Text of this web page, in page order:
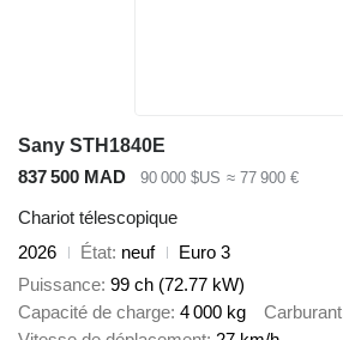
Sany STH1840E
837 500 MAD
90 000 $US ≈ 77 900 €
Chariot télescopique
2026
État neuf
Euro 3
Puissance 99 ch (72.77 kW)
Capacité de charge 4 000 kg Carburant